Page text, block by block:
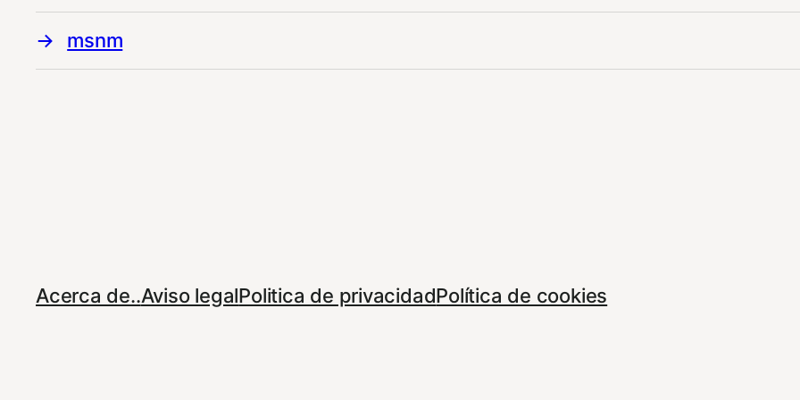
msnm
Acerca de..Aviso legalPolitica de privacidadPolítica de cookies